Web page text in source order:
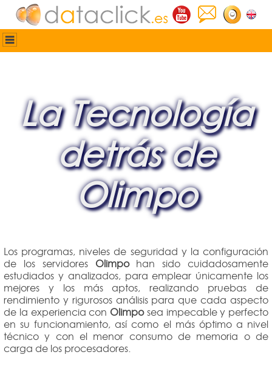
Programas de gestión
Programación
Contactar
La Tecnología
detrás de
Olimpo
Los programas, niveles de seguridad y la configuración
de los servidores Olimpohan sido cuidadosamente
estudiados y analizados, para emplear únicamente los
mejores y los más aptos, realizando pruebas de
rendimiento y rigurosos análisis para que cada aspecto
de la experiencia con Olimposea impecable y perfecto
en su funcionamiento, así como el más óptimo a nivel
técnico y con el menor consumo de memoria o de
carga de los procesadores.